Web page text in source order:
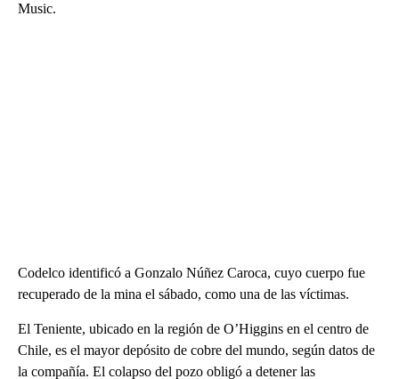
Music.
Codelco identificó a Gonzalo Núñez Caroca, cuyo cuerpo fue
recuperado de la mina el sábado, como una de las víctimas.
El Teniente, ubicado en la región de O’Higgins en el centro de
Chile, es el mayor depósito de cobre del mundo, según datos de
la compañía. El colapso del pozo obligó a detener las